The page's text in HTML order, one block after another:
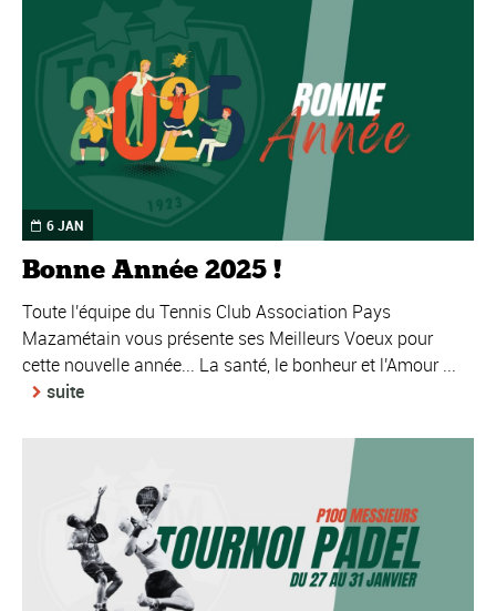
6 JAN
Bonne Année 2025 !
Toute l'équipe du Tennis Club Association Pays
Mazamétain vous présente ses Meilleurs Voeux pour
cette nouvelle année... La santé, le bonheur et l'Amour ...
suite